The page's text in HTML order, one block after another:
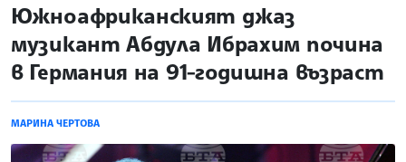
site.bta
Южноафриканският джаз
музикант Абдула Ибрахим почина
в Германия на 91-годишна възраст
МАРИНА ЧЕРТОВА